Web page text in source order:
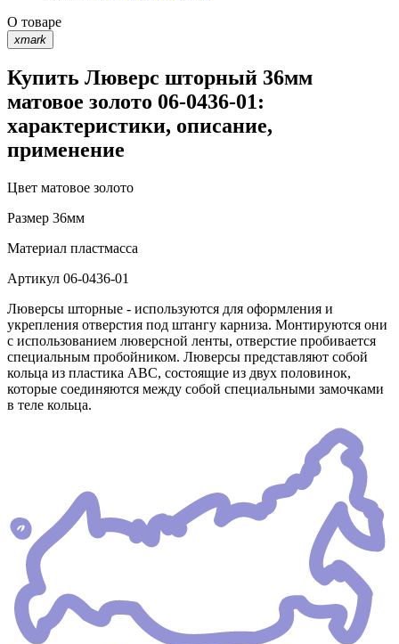
О товаре
xmark
Купить Люверс шторный 36мм
матовое золото 06-0436-01:
характеристики, описание,
применение
Цвет матовое золото
Размер 36мм
Материал пластмасса
Артикул 06-0436-01
Люверсы шторные - используются для оформления и
укрепления отверстия под штангу карниза. Монтируются они
с использованием люверсной ленты, отверстие пробивается
специальным пробойником. Люверсы представляют собой
кольца из пластика АВС, состоящие из двух половинок,
которые соединяются между собой специальными замочками
в теле кольца.